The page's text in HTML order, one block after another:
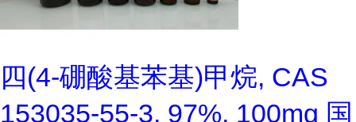
四(4-硼酸基苯基)甲烷, CAS
153035-55-3, 97%, 100mg 国